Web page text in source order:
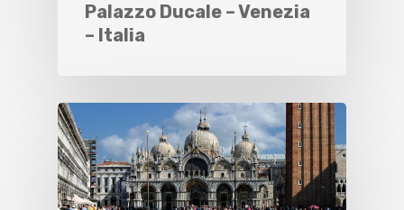
Palazzo Ducale – Venezia
– Italia